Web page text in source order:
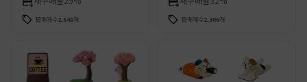
판매개수2,548개 판매개수2,306개